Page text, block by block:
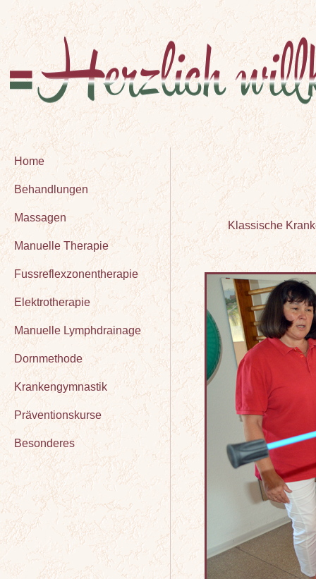
Home
Behandlungen
Massagen
Manuelle Therapie
Fussreflexzonentherapie
Elektrotherapie
Manuelle Lymphdrainage
Dornmethode
Krankengymnastik
Präventionskurse
Besonderes
Klassische